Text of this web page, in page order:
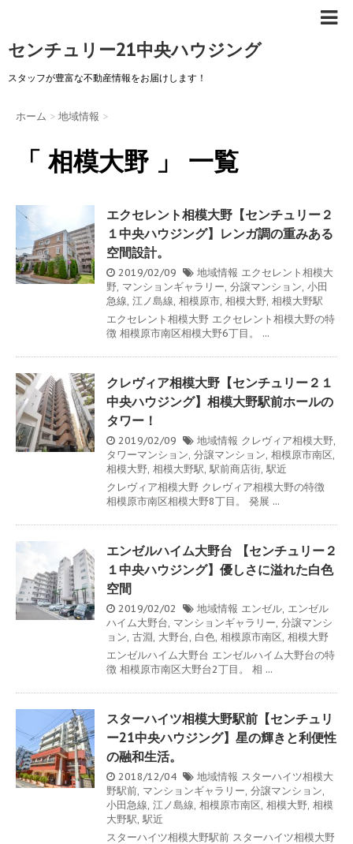
センチュリー21中央ハウジング
スタッフが豊富な不動産情報をお届けします！
ホーム > 地域情報 >
「 相模大野 」 一覧
エクセレント相模大野【センチュリー２
１中央ハウジング】レンガ調の重みある
空間設計。
2019/02/09 地域情報 エクセレント相模大
野, マンションギャラリー, 分譲マンション, 小田
急線, 江ノ島線, 相模原市, 相模大野, 相模大野駅
エクセレント相模大野 エクセレント相模大野の特
徴 相模原市南区相模大野6丁目。 ...
クレヴィア相模大野【センチュリー２１
中央ハウジング】相模大野駅前ホールの
タワー！
2019/02/09 地域情報 クレヴィア相模大野,
タワーマンション, 分譲マンション, 相模原市南区,
相模大野, 相模大野駅, 駅前商店街, 駅近
クレヴィア相模大野 クレヴィア相模大野の特徴
相模原市南区相模大野8丁目。 発展 ...
エンゼルハイム大野台 【センチュリー２
１中央ハウジング】優しさに溢れた白色
空間
2019/02/02 地域情報 エンゼル, エンゼル
ハイム大野台, マンションギャラリー, 分譲マンシ
ョン, 古淵, 大野台, 白色, 相模原市南区, 相模大野
エンゼルハイム大野台 エンゼルハイム大野台の特
徴 相模原市南区大野台2丁目。 相 ...
スターハイツ相模大野駅前【センチュリ
ー21中央ハウジング】星の輝きと利便性
の融和生活。
2018/12/04 地域情報 スターハイツ相模大
野駅前, マンションギャラリー, 分譲マンション,
小田急線, 江ノ島線, 相模原市南区, 相模大野, 相模
大野駅, 駅近
スターハイツ相模大野駅前 スターハイツ相模大野